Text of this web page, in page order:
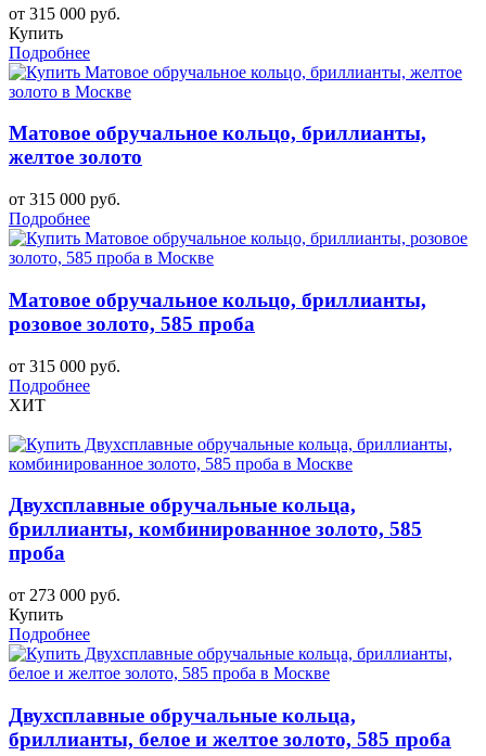
от 315 000 руб.
Купить
Подробнее
Матовое обручальное кольцо, бриллианты,
желтое золото
от 315 000 руб.
Подробнее
Матовое обручальное кольцо, бриллианты,
розовое золото, 585 проба
от 315 000 руб.
Подробнее
ХИТ
Двухсплавные обручальные кольца,
бриллианты, комбинированное золото, 585
проба
от 273 000 руб.
Купить
Подробнее
Двухсплавные обручальные кольца,
бриллианты, белое и желтое золото, 585 проба